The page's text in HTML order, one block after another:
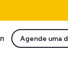
Agende uma